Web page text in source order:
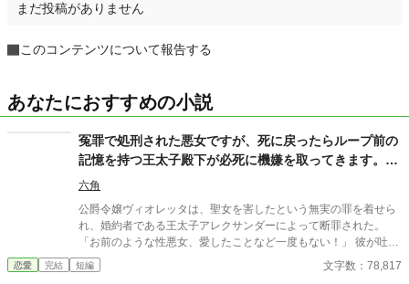
まだ投稿がありません
このコンテンツについて報告する
あなたにおすすめの小説
冤罪で処刑された悪女ですが、死に戻ったらループ前の
記憶を持つ王太子殿下が必死に機嫌を取ってきます。も
う遅いですが？
六角
公爵令嬢ヴィオレッタは、聖女を害したという無実の罪を着せら
れ、婚約者である王太子アレクサンダーによって断罪された。
「お前のような性悪女、愛したことなど一度もない！」 彼が吐き
捨てた言葉と共に、ギロチンが落下し――ヴィオレッタの人生は
終わったはずだった。 しかし、目を覚ますとそこは断罪される一
恋愛 完結 短編 文字数：78,817